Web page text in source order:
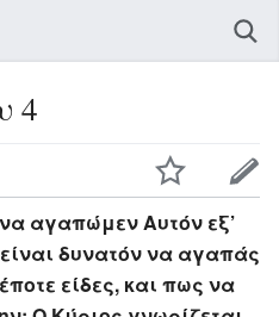
4
αγαπώμεν Αυτόν εξ’
δυνατόν να αγαπάς
είδες, και πως να